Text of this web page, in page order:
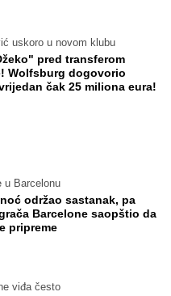
uskoro u novom klubu
pred transferom
Wolfsburg dogovorio
čak 25 miliona eura!
u Barcelonu
održao sastanak, pa
Barcelone saopštio da
pripreme
viđa često